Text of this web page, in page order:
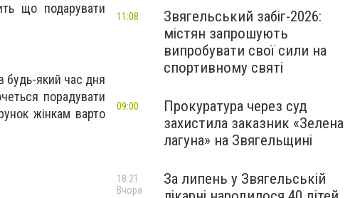
що подарувати
будь-який час дня
порадувати
жінкам варто
Звягельський забіг-2026:
містян запрошують
випробувати свої сили на
спортивному святі
11:08
Прокуратура через суд
захистила заказник «Зелена
лагуна» на Звягельщині
09:00
За липень у Звягельській
18:21
Вчора